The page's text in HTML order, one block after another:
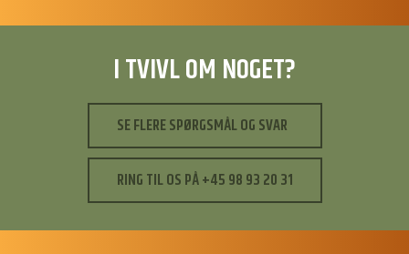
I TVIVL OM NOGET?
SE FLERE SPØRGSMÅL OG SVAR
RING TIL OS PÅ +45 98 93 20 31